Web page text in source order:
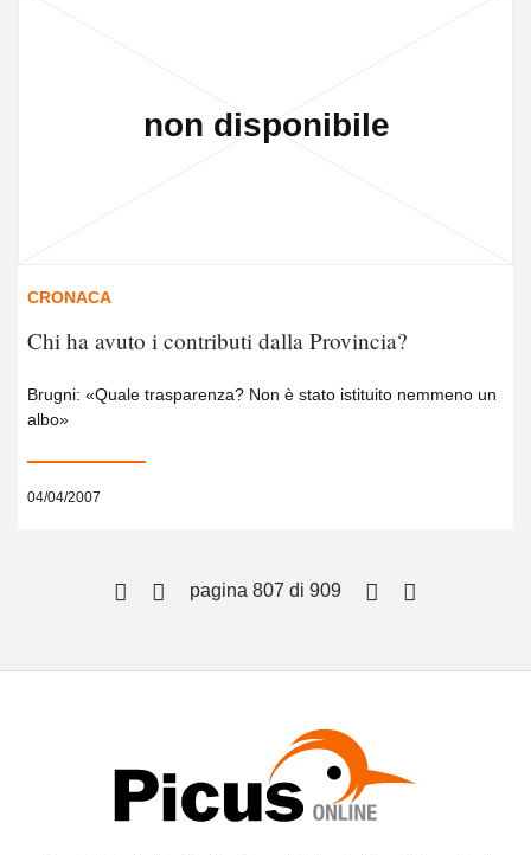
CRONACA
Chi ha avuto i contributi dalla Provincia?
Brugni: «Quale trasparenza? Non è stato istituito nemmeno un
albo»
04/04/2007
pagina 807 di 909